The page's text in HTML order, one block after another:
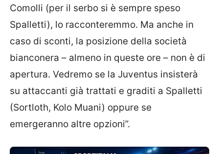
Comolli (per il serbo si è sempre speso
Spalletti), lo racconteremmo. Ma anche in
caso di sconti, la posizione della società
bianconera – almeno in queste ore – non è di
apertura. Vedremo se la Juventus insisterà
su attaccanti già trattati e graditi a Spalletti
(Sortloth, Kolo Muani) oppure se
emergeranno altre opzioni”.